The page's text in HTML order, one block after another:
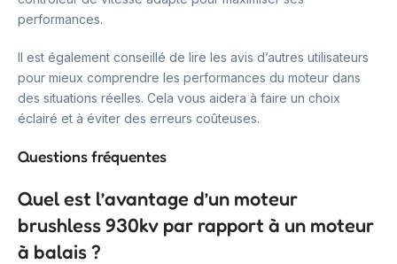
performances.
Il est également conseillé de lire les avis d’autres utilisateurs
pour mieux comprendre les performances du moteur dans
des situations réelles. Cela vous aidera à faire un choix
éclairé et à éviter des erreurs coûteuses.
Questions fréquentes
Quel est l’avantage d’un moteur
brushless 930kv par rapport à un moteur
à balais ?